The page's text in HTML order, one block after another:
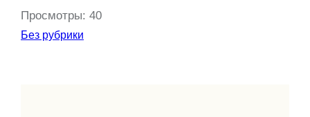
Просмотры: 40
Без рубрики